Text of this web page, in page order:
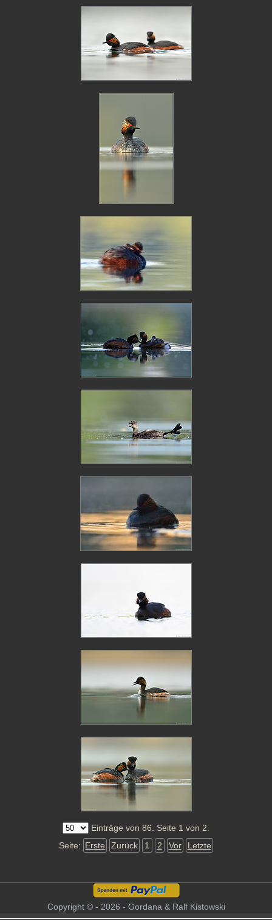
Einträge von 86. Seite 1 von 2.
Seite: Erste Zurück 1 2 Vor Letzte
Copyright © - 2026 - Gordana & Ralf Kistowski